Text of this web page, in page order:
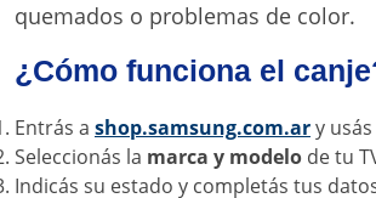
quemados o problemas de color.
¿Cómo funciona el
Entrás a shop.samsung.com.ary
Seleccionás la marca y modelo de tu
Indicás su estado y completás tus